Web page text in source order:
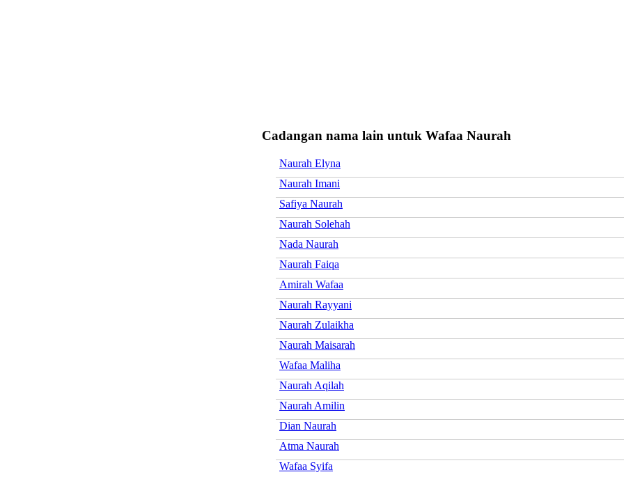
Cadangan nama lain untuk Wafaa Naurah
Naurah Elyna
Naurah Imani
Safiya Naurah
Naurah Solehah
Nada Naurah
Naurah Faiqa
Amirah Wafaa
Naurah Rayyani
Naurah Zulaikha
Naurah Maisarah
Wafaa Maliha
Naurah Aqilah
Naurah Amilin
Dian Naurah
Atma Naurah
Wafaa Syifa